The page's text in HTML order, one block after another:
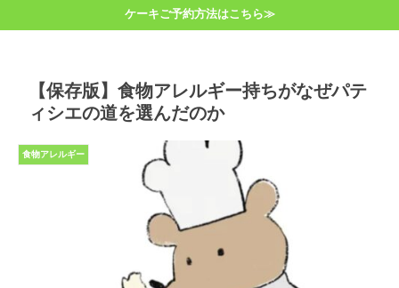
ケーキご予約方法はこちら≫
【保存版】食物アレルギー持ちがなぜパテ
ィシエの道を選んだのか
食物アレルギー